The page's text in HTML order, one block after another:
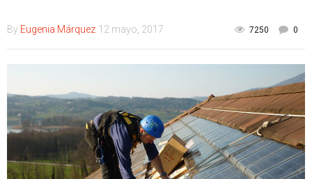
By Eugenia Márquez 12 mayo, 2017 7250 0